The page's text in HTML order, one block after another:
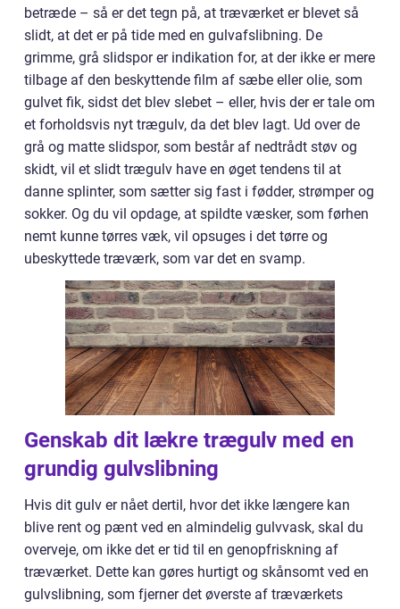
betræde – så er det tegn på, at træværket er blevet så
slidt, at det er på tide med en gulvafslibning. De
grimme, grå slidspor er indikation for, at der ikke er mere
tilbage af den beskyttende film af sæbe eller olie, som
gulvet fik, sidst det blev slebet – eller, hvis der er tale om
et forholdsvis nyt trægulv, da det blev lagt. Ud over de
grå og matte slidspor, som består af nedtrådt støv og
skidt, vil et slidt trægulv have en øget tendens til at
danne splinter, som sætter sig fast i fødder, strømper og
sokker. Og du vil opdage, at spildte væsker, som førhen
nemt kunne tørres væk, vil opsuges i det tørre og
ubeskyttede træværk, som var det en svamp.
Genskab dit lækre trægulv med en
grundig gulvslibning
Hvis dit gulv er nået dertil, hvor det ikke længere kan
blive rent og pænt ved en almindelig gulvvask, skal du
overveje, om ikke det er tid til en genopfriskning af
træværket. Dette kan gøres hurtigt og skånsomt ved en
gulvslibning, som fjerner det øverste af træværkets